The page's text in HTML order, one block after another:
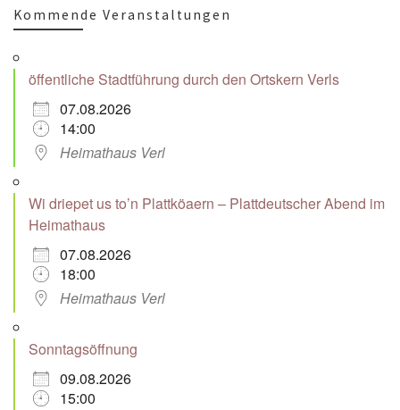
Kommende Veranstaltungen
öffentliche Stadtführung durch den Ortskern Verls
07.08.2026
14:00
Heimathaus Verl
Wi driepet us to’n Plattköaern – Plattdeutscher Abend im
Heimathaus
07.08.2026
18:00
Heimathaus Verl
Sonntagsöffnung
09.08.2026
15:00